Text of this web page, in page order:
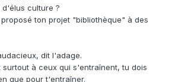
d'élus culture ?
ton projet "bibliothèque" à des
dit l'adage.
à ceux qui s'entraînent, tu dois
que pour t'entraîner.